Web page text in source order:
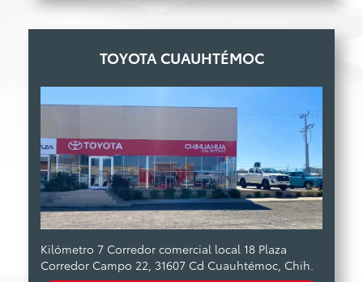
TOYOTA CUAUHTÉMOC
Kilómetro 7 Corredor comercial local 18 Plaza
Corredor Campo 22, 31607 Cd Cuauhtémoc, Chih.